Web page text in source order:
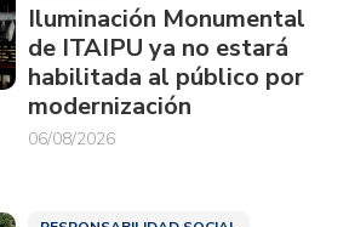
Iluminación Monumental
de ITAIPU ya no estará
habilitada al público por
modernización
06/08/2026